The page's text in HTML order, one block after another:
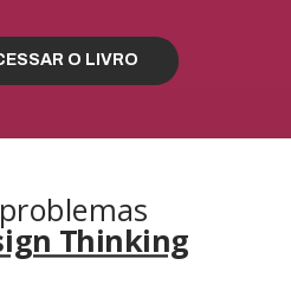
O LIVRO
Thinking